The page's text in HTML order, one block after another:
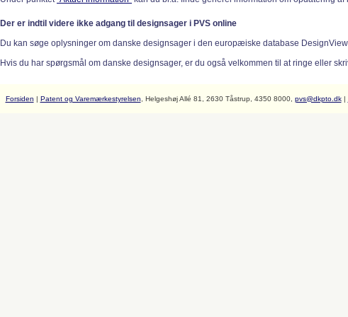
Der er indtil videre ikke adgang til designsager i PVS online
Du kan søge oplysninger om danske designsager i den europæiske database
Hvis du har spørgsmål om danske designsager, er du også velkommen til at ringe eller
Forsiden | Patent og Varemærkestyrelsen , Helgeshøj Allé 81, 2630 Tåstrup, 4350 8000, pvs@dkpto.dk|